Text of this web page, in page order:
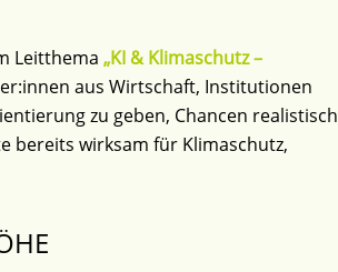
Leitthema „KI & Klimaschutz –
aus Wirtschaft, Institutionen
zu geben, Chancen realistisch
bereits wirksam für Klimaschutz,